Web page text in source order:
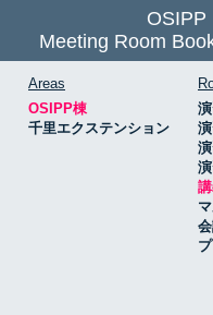
OSIPP
Meeting Room
Areas
OSIPP棟
千里エクステンション